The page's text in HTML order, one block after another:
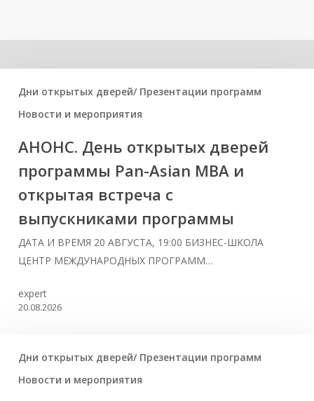
Дни открытых дверей/ Презентации программ
Новости и мероприятия
АНОНС. День открытых дверей
программы Pan-Asian MBA и
открытая встреча с
выпускниками программы
ДАТА И ВРЕМЯ 20 АВГУСТА, 19:00 БИЗНЕС-ШКОЛА
ЦЕНТР МЕЖДУНАРОДНЫХ ПРОГРАММ…
expert
20.08.2026
Дни открытых дверей/ Презентации программ
Новости и мероприятия